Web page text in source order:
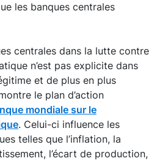
les banques centrales
centrales dans la lutte contre
n’est pas explicite dans
et de plus en plus
le plan d’action
mondiale sur le
. Celui-ci influence les
telles que l’inflation, la
l’écart de production,